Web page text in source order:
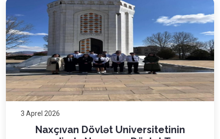
3 Aprel 2026
Naxçıvan Dövlət Universitetinin